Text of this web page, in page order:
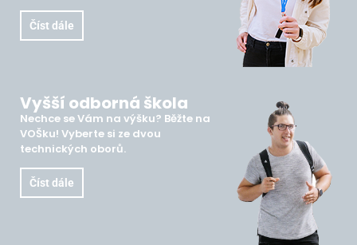
Číst dále
Vyšší odborná škola
Nechce se Vám na výšku? Běžte na
VOŠku! Vyberte si ze dvou
technických oborů.
Číst dále